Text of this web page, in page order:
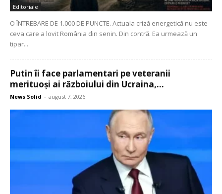
Editoriale
O ÎNTREBARE DE 1.000 DE PUNCTE. Actuala criză energetică nu este
ceva care a lovit România din senin. Din contră. Ea urmează un
tipar...
Putin îi face parlamentari pe veteranii
merituoși ai războiului din Ucraina,...
News Solid - august 7, 2026